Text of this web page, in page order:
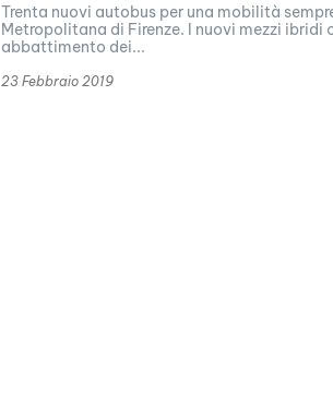
Trenta nuovi autobus per una mobilità
Metropolitana di Firenze. I nuovi mezzi
abbattimento dei...
23 Febbraio 2019